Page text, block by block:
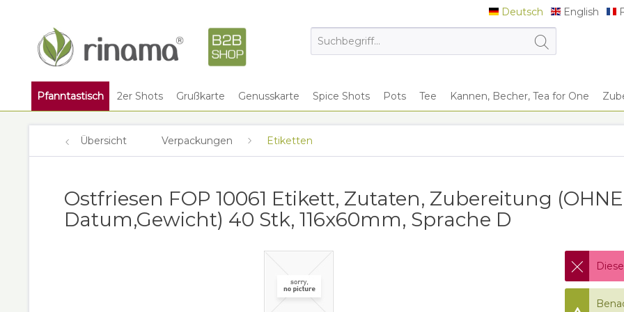
Deutsch
Deutsch English
English
Pfanntastisch 2er Shots Grußkarte Genusskarte Spice Shots Pots Tee Kannen, Becher, Tea for One
Übersicht Verpackungen Etiketten
Ostfriesen FOP 10061 Etikett, Zutaten, Zubereitung (OHNE
Datum,Gewicht) 40 Stk, 116x60mm, Sprache D